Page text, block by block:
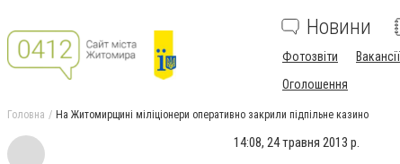
Новини
Фотозвіти Вакансії
Оголошення
Головна На Житомирщині міліціонери оперативно закрили підпільне казино
14:08, 24 травня 2013 р.